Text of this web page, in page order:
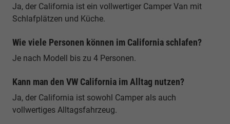
Ja, der California ist ein vollwertiger Camper Van mit
Schlafplätzen und Küche.
Wie viele Personen können im California schlafen?
Je nach Modell bis zu 4 Personen.
Kann man den VW California im Alltag nutzen?
Ja, der California ist sowohl Camper als auch
vollwertiges Alltagsfahrzeug.